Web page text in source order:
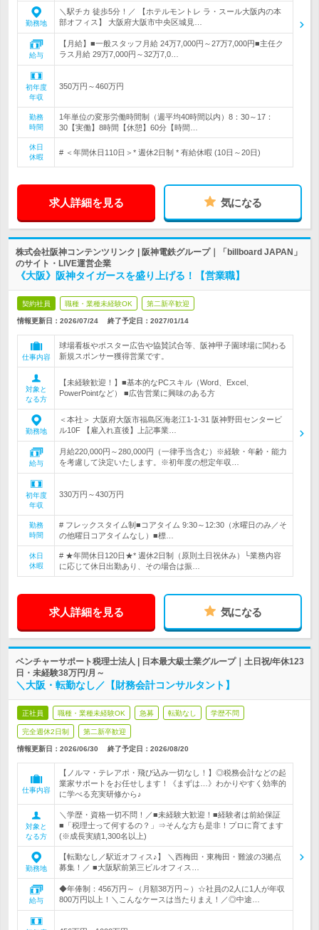
勤務地
＼駅チカ 徒歩5分！／ 【ホテルモントレ ラ・スール大阪内の本
部オフィス】 大阪府大阪市中央区城見…
給与
【月給】■一般スタッフ月給 24万7,000円～27万7,000円■主任ク
ラス月給 29万7,000円～32万7,0…
初年度
年収
350万円～460万円
勤務
時間
1年単位の変形労働時間制（週平均40時間以内）8：30～17：
30【実働】8時間【休憩】60分【時間…
休日
休暇
# ＜年間休日110日＞* 週休2日制 * 有給休暇 (10日～20日)
求人詳細を見る 気になる
株式会社阪神コンテンツリンク | 阪神電鉄グループ｜「billboard JAPAN」
のサイト・LIVE運営企業
《大阪》阪神タイガースを盛り上げる！【営業職】
契約社員 職種・業種未経験OK 第二新卒歓迎
情報更新日：2026/07/24 終了予定日： 2027/01/14
仕事内容
球場看板やポスター広告や協賛試合等、阪神甲子園球場に関わる
新規スポンサー獲得営業です。
対象と
なる方
【未経験歓迎！】■基本的なPCスキル（Word、Excel、
PowerPointなど） ■広告営業に興味のある方
勤務地
＜本社＞ 大阪府大阪市福島区海老江1-1-31 阪神野田センタービ
ル10F 【雇入れ直後】上記事業…
給与
月給220,000円～280,000円（一律手当含む）※経験・年齢・能力
を考慮して決定いたします。※初年度の想定年収…
初年度
年収
330万円～430万円
勤務
時間
# フレックスタイム制■コアタイム 9:30～12:30（水曜日のみ／そ
の他曜日コアタイムなし）■標…
休日
休暇
# ★年間休日120日★* 週休2日制（原則土日祝休み）└業務内容
に応じて休日出勤あり、その場合は振…
求人詳細を見る 気になる
ベンチャーサポート税理士法人 | 日本最大級士業グループ｜土日祝/年休123
日・未経験38万円/月～
＼大阪・転勤なし／【財務会計コンサルタント】
正社員 職種・業種未経験OK 急募 転勤なし 学歴不問
完全週休2日制 第二新卒歓迎
情報更新日：2026/06/30 終了予定日： 2026/08/20
仕事内容
【ノルマ・テレアポ・飛び込み一切なし！】◎税務会計などの起
業家サポートをお任せします！《まずは…》わかりやすく効率的
に学べる充実研修から♪
対象と
なる方
＼学歴・資格一切不問！／■未経験大歓迎！■経験者は前給保証
■「税理士って何するの？」⇒そんな方も是非！プロに育てます
(※成長実績1,300名以上)
勤務地
【転勤なし／駅近オフィス♪】 ＼西梅田・東梅田・難波の3拠点
募集！／ ■大阪駅前第三ビルオフィス…
給与
◆年俸制：456万円～（月額38万円～）☆社員の2人に1人が年収
800万円以上！＼こんなケースは当たりまえ！／◎中途…